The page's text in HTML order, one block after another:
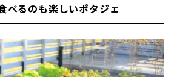
べるのも楽しいポタジェ